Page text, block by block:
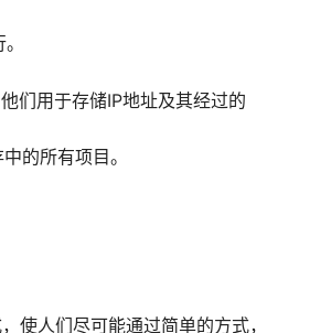
们用于存储IP地址及其经过的
的所有项目。
使人们尽可能通过简单的方式，